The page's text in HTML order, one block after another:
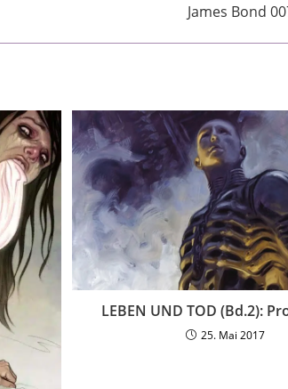
James Bond
LEBEN UND TOD (Bd.2):
25. Mai 2017